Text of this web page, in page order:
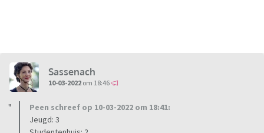
Sassenach
10-03-2022 om 18:46
Peen schreef op 10-03-2022 om 18:41:
Jeugd: 3